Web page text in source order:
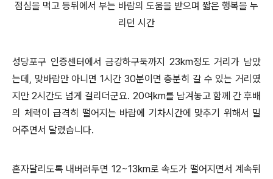
점심을 먹고 등뒤에서 부는 바람의 도움을 받으며 짧은 행복을 누
리던 시간
성당포구 인증센터에서 금강하구둑까지 23km정도 거리가 남았
는데, 맞바람만 아니면 1시간 30분이면 충분히 갈 수 있는 거리였
지만 2시간도 넘게 걸리더군요. 20여km를 남겨놓고 함께 간 후배
의 체력이 급격히 떨어지는 바람에 기차시간에 맞추기 위해서 밀
어주면서 달렸습니다.
혼자달리도록 내버려두면 12~13km로 속도가 떨어지면서 계속뒤